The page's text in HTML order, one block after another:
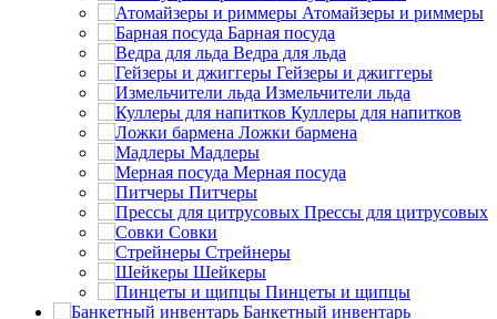
Атомайзеры и риммеры
Барная посуда
Ведра для льда
Гейзеры и джиггеры
Измельчители льда
Куллеры для напитков
Ложки бармена
Мадлеры
Мерная посуда
Питчеры
Прессы для цитрусовых
Совки
Стрейнеры
Шейкеры
Пинцеты и щипцы
Банкетный инвентарь